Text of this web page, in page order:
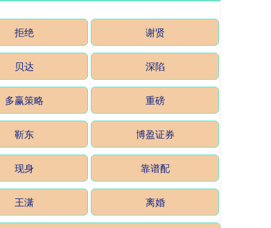
拒绝 谢贤
贝达 深陷
多赢策略 重磅
靳东 博盈证券
现身 靠谱配
王潇 离婚